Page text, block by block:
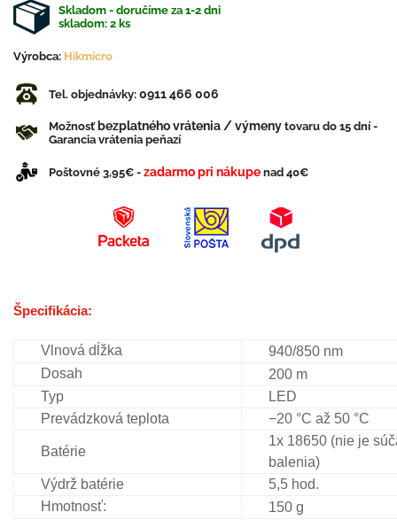
Skladom - doručíme za 1-2 dni
skladom: 2 ks
Výrobca: Hikmicro
Tel. objednávky: 0911 466 006
Možnosťbezplatného vrátenia / výmeny tovaru do 15 dní -
Garancia vrátenia peňazí
Poštovné 3,95€ - zadarmo pri nákupe nad 40€
Špecifikácia:
Vlnová dĺžka
940/850 nm
Dosah
200 m
Typ
LED
Prevádzková teplota
−20 °C až 50 °C
Batérie
1x 18650 (nie je
balenia)
Výdrž batérie
5,5 hod.
Hmotnosť:
150 g